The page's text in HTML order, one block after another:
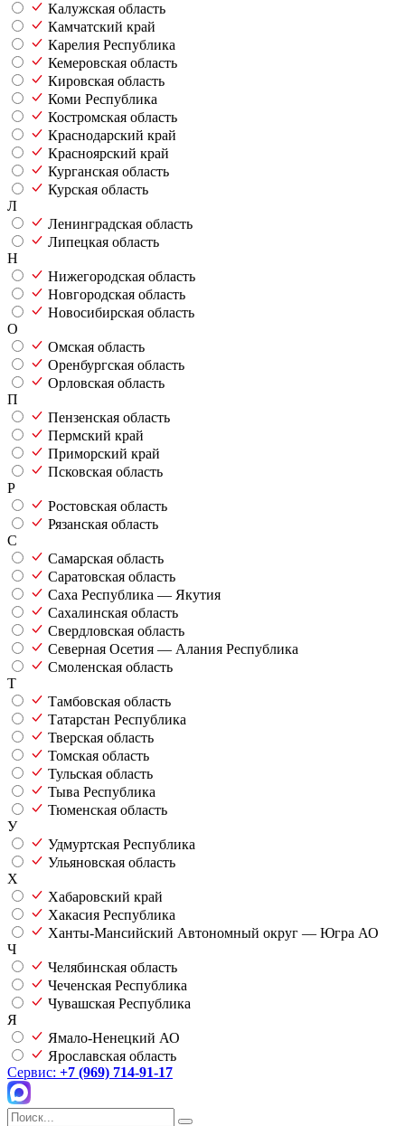
Калужская область
Камчатский край
Карелия Республика
Кемеровская область
Кировская область
Коми Республика
Костромская область
Краснодарский край
Красноярский край
Курганская область
Курская область
Л
Ленинградская область
Липецкая область
Н
Нижегородская область
Новгородская область
Новосибирская область
О
Омская область
Оренбургская область
Орловская область
П
Пензенская область
Пермский край
Приморский край
Псковская область
Р
Ростовская область
Рязанская область
С
Самарская область
Саратовская область
Саха Республика — Якутия
Сахалинская область
Свердловская область
Северная Осетия — Алания Республика
Смоленская область
Т
Тамбовская область
Татарстан Республика
Тверская область
Томская область
Тульская область
Тыва Республика
Тюменская область
У
Удмуртская Республика
Ульяновская область
Х
Хабаровский край
Хакасия Республика
Ханты-Мансийский Автономный округ — Югра АО
Ч
Челябинская область
Чеченская Республика
Чувашская Республика
Я
Ямало-Ненецкий АО
Ярославская область
Сервис: +7 (969) 714-91-17